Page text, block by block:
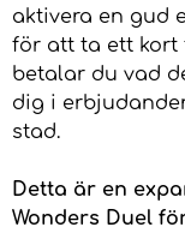
aktivera en gud
för att ta ett kort
betalar du vad
dig i
stad.
Detta är en
Wonders Duel